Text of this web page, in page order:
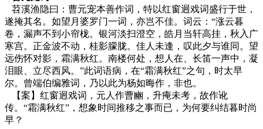
苕溪渔隐曰：曹元宠本善作词，特以红窗迥戏词盛行于世，
遂掩其名。如望月婆罗门一词，亦岂不佳。词云：“涨云暮
卷，漏声不到小帘栊。银河淡扫澄空，皓月当轩高挂，秋入广
寒宫。正金波不动，桂影朦胧。佳人未逢，叹此夕与谁同。望
远伤怀对影，霜满秋红。南楼何处，想人在、长笛一声中，凝
泪眼、立尽西风。”此词语病，在“霜满秋红”之句，时太早
尔。曾端伯编雅词，乃以此为杨如晦作，非也。
【案】红窗迥戏词，元人作曹豳，升痷未考，故作讹
传。“霜满秋红”，想象时间推移之事而已，为何要纠结暮时尚
早？